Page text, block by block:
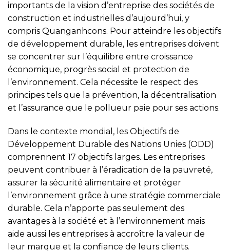
importants de la vision d’entreprise des sociétés de
construction et industrielles d’aujourd’hui, y
compris Quanganhcons. Pour atteindre les objectifs
de développement durable, les entreprises doivent
se concentrer sur l’équilibre entre croissance
économique, progrès social et protection de
l’environnement. Cela nécessite le respect des
principes tels que la prévention, la décentralisation
et l’assurance que le pollueur paie pour ses actions.
Dans le contexte mondial, les Objectifs de
Développement Durable des Nations Unies (ODD)
comprennent 17 objectifs larges. Les entreprises
peuvent contribuer à l’éradication de la pauvreté,
assurer la sécurité alimentaire et protéger
l’environnement grâce à une stratégie commerciale
durable. Cela n’apporte pas seulement des
avantages à la société et à l’environnement mais
aide aussi les entreprises à accroître la valeur de
leur marque et la confiance de leurs clients.